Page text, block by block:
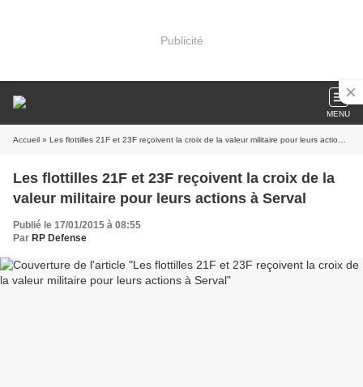
Publicité
MENU
Accueil » Les flottilles 21F et 23F reçoivent la croix de la valeur militaire pour leurs actions à Serval
Les flottilles 21F et 23F reçoivent la croix de la
valeur militaire pour leurs actions à Serval
Publié le 17/01/2015 à 08:55
Par RP Defense